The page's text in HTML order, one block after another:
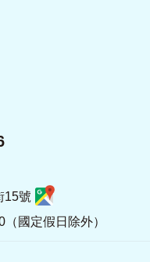
15號
國定假日除外）